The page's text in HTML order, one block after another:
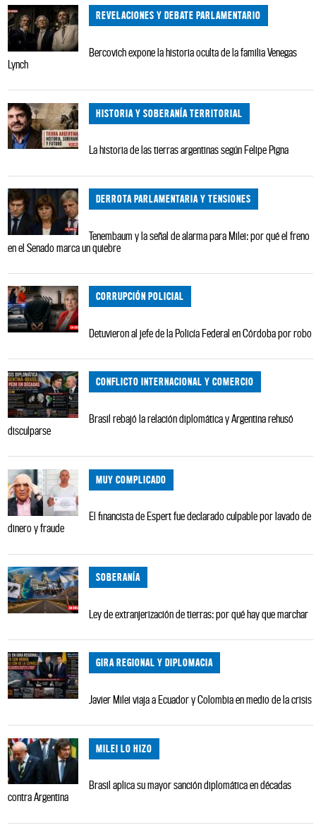
REVELACIONES Y DEBATE PARLAMENTARIO
Bercovich expone la historia oculta de la familia Venegas
Lynch
HISTORIA Y SOBERANÍA TERRITORIAL
La historia de las tierras argentinas según Felipe Pigna
DERROTA PARLAMENTARIA Y TENSIONES
Tenembaum y la señal de alarma para Milei: por qué el freno
en el Senado marca un quiebre
CORRUPCIÓN POLICIAL
Detuvieron al jefe de la Policía Federal en Córdoba por robo
CONFLICTO INTERNACIONAL Y COMERCIO
Brasil rebajó la relación diplomática y Argentina rehusó
disculparse
MUY COMPLICADO
El financista de Espert fue declarado culpable por lavado de
dinero y fraude
SOBERANÍA
Ley de extranjerización de tierras: por qué hay que marchar
GIRA REGIONAL Y DIPLOMACIA
Javier Milei viaja a Ecuador y Colombia en medio de la crisis
MILEI LO HIZO
Brasil aplica su mayor sanción diplomática en décadas
contra Argentina